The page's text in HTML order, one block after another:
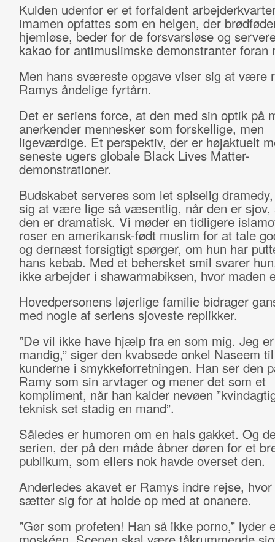
Kulden udenfor er et forfaldent
imamen opfattes som en helgen, der
hjemløse, beder for de forsvarsløse og
kakao for antimuslimske demonstranter foran
Men hans sværeste opgave viser sig at være
Ramys åndelige fyrtårn.
Det er seriens force, at den med sin optik på
anerkender mennesker som forskellige, men
ligeværdige. Et perspektiv, der er højaktuelt
seneste ugers globale Black Lives Matter-
demonstrationer.
Budskabet serveres som let spiselig
sig at være lige så væsentlig, når den er sjov,
den er dramatisk. Vi møder en tidligere
roser en amerikansk-født muslim for at tale
og dernæst forsigtigt spørger, om hun har
hans kebab. Med et behersket smil svarer
ikke arbejder i shawarmabiksen, hvor maden
Hovedpersonens løjerlige familie bidrager
med nogle af seriens sjoveste replikker.
”De vil ikke have hjælp fra en som mig. Jeg
mandig,” siger den kvabsede onkel Naseem
kunderne i smykkeforretningen. Han ser den
Ramy som sin arvtager og mener det som et
kompliment, når han kalder nevøen
teknisk set stadig en mand”.
Således er humoren om en hals gakket. Og
serien, der på den måde åbner døren for et
publikum, som ellers nok havde overset den.
Anderledes akavet er Ramys indre rejse, hvor
sætter sig for at holde op med at onanere.
”Gør som profeten! Han så ikke porno,” lyder